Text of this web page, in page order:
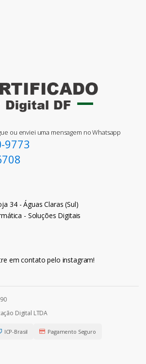
ou enviei uma mensagem no Whatsapp
9773
34 - Águas Claras (Sul)
- Soluções Digitais
em contato pelo instagram!
Digital LTDA
ICP-Brasil Pagamento Seguro